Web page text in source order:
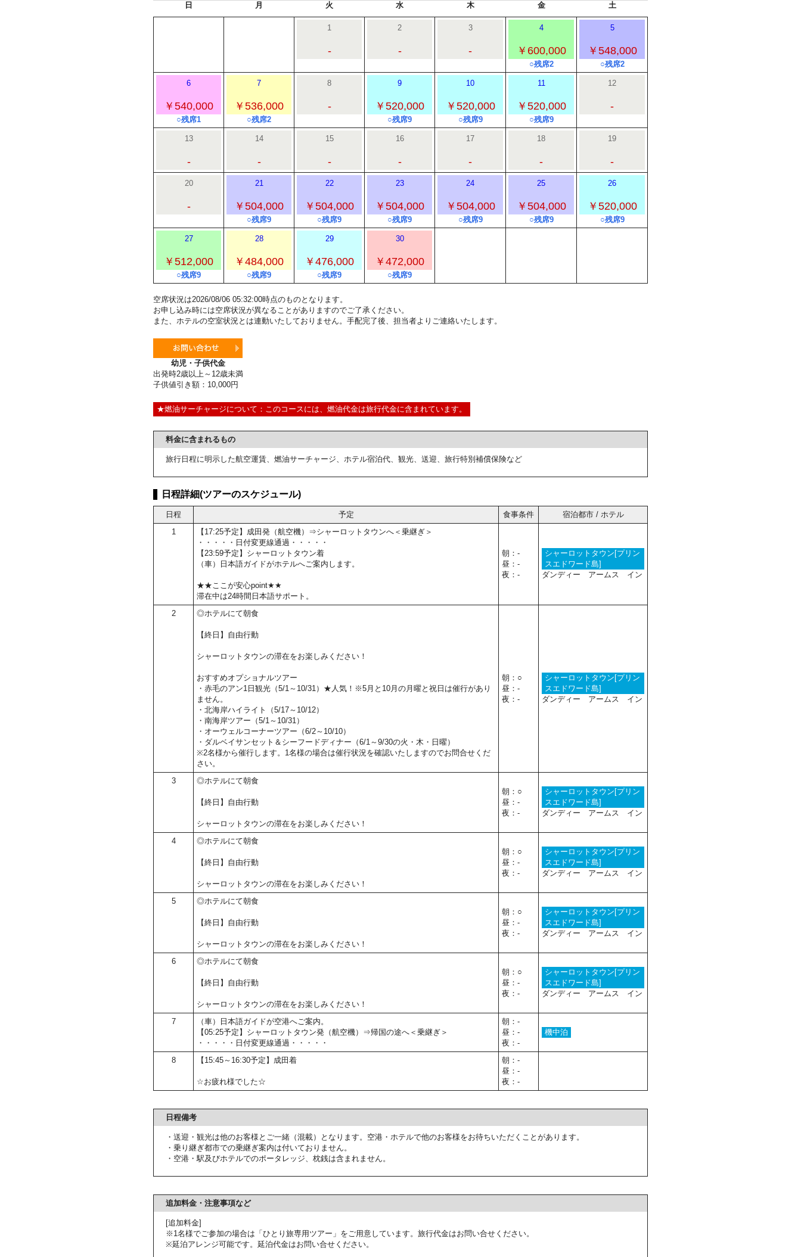
日 月 火 水 木 金 土
1
-
2
-
3
-
4
￥600,000
○残席2
5
￥548,000
○残席2
6
￥540,000
○残席1
7
￥536,000
○残席2
8
-
9
￥520,000
○残席9
10
￥520,000
○残席9
11
￥520,000
○残席9
12
-
13
-
14
-
15
-
16
-
17
-
18
-
19
-
20
-
21
￥504,000
○残席9
22
￥504,000
○残席9
23
￥504,000
○残席9
24
￥504,000
○残席9
25
￥504,000
○残席9
26
￥520,000
○残席9
27
￥512,000
○残席9
28
￥484,000
○残席9
29
￥476,000
○残席9
30
￥472,000
○残席9
空席状況は2026/08/06 05:32:00時点のものとなります。
お申し込み時には空席状況が異なることがありますのでご了承ください。
また、ホテルの空室状況とは連動いたしておりません。手配完了後、担当者よりご連絡いたします。
幼児・子供代金
出発時2歳以上～12歳未満
子供値引き額：10,000円
★燃油サーチャージについて：このコースには、燃油代金は旅行代金に含まれています。
料金に含まれるもの
旅行日程に明示した航空運賃、燃油サーチャージ、ホテル宿泊代、観光、送迎、旅行特別補償保険など
日程詳細(ツアーのスケジュール)
日程 予定 食事条件
宿泊都市 / ホテル
1
【17:25予定】成田発（航空機）⇒シャーロットタウンへ＜乗継ぎ＞
・・・・・日付変更線通過・・・・・
【23:59予定】シャーロットタウン着
（車）日本語ガイドがホテルへご案内します。
★★ここが安心point★★
滞在中は24時間日本語サポート。
朝：-
昼：-
夜：-
シャーロットタウン[プリン
スエドワード島]
ダンディー アームス イン
2 ◎ホテルにて朝食
【終日】自由行動
シャーロットタウンの滞在をお楽しみください！
おすすめオプショナルツアー
・赤毛のアン1日観光（5/1～10/31）★人気！※5月と10月の月曜と祝日は催行があり
ません。
・北海岸ハイライト（5/17～10/12）
・南海岸ツアー（5/1～10/31）
・オーウェルコーナーツアー（6/2～10/10）
・ダルベイサンセット＆シーフードディナー（6/1～9/30の火・木・日曜）
※2名様から催行します。1名様の場合は催行状況を確認いたしますのでお問合せくだ
さい。
朝：○
昼：-
夜：-
シャーロットタウン[プリン
スエドワード島]
ダンディー アームス イン
3 ◎ホテルにて朝食
【終日】自由行動
シャーロットタウンの滞在をお楽しみください！
朝：○
昼：-
夜：-
シャーロットタウン[プリン
スエドワード島]
ダンディー アームス イン
4 ◎ホテルにて朝食
【終日】自由行動
シャーロットタウンの滞在をお楽しみください！
朝：○
昼：-
夜：-
シャーロットタウン[プリン
スエドワード島]
ダンディー アームス イン
5 ◎ホテルにて朝食
【終日】自由行動
シャーロットタウンの滞在をお楽しみください！
朝：○
昼：-
夜：-
シャーロットタウン[プリン
スエドワード島]
ダンディー アームス イン
6 ◎ホテルにて朝食
【終日】自由行動
シャーロットタウンの滞在をお楽しみください！
朝：○
昼：-
夜：-
シャーロットタウン[プリン
スエドワード島]
ダンディー アームス イン
7
（車）日本語ガイドが空港へご案内。
【05:25予定】シャーロットタウン発（航空機）⇒帰国の途へ＜乗継ぎ＞
・・・・・日付変更線通過・・・・・
朝：-
昼：-
夜：-
機中泊
8 【15:45～16:30予定】成田着
☆お疲れ様でした☆
朝：-
昼：-
夜：-
日程備考
・送迎・観光は他のお客様とご一緒（混載）となります。空港・ホテルで他のお客様をお待ちいただくことがあります。
・乗り継ぎ都市での乗継ぎ案内は付いておりません。
・空港・駅及びホテルでのポータレッジ、枕銭は含まれません。
追加料金・注意事項など
[追加料金]
※1名様でご参加の場合は「ひとり旅専用ツアー」をご用意しています。旅行代金はお問い合せください。
※延泊アレンジ可能です。延泊代金はお問い合せください。